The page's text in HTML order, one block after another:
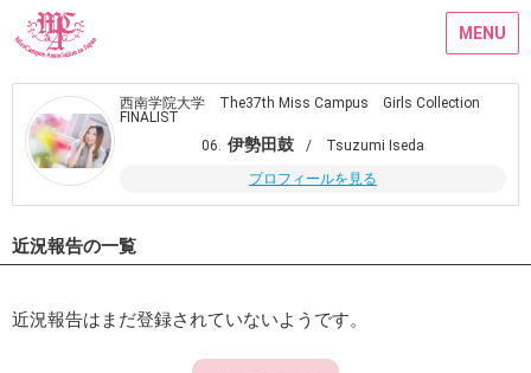
MENU
西南学院大学 The37th Miss Campus Girls Collection
FINALIST
06. 伊勢田鼓
/ Tsuzumi Iseda
プロフィールを見る
近況報告の一覧
近況報告はまだ登録されていないようです。